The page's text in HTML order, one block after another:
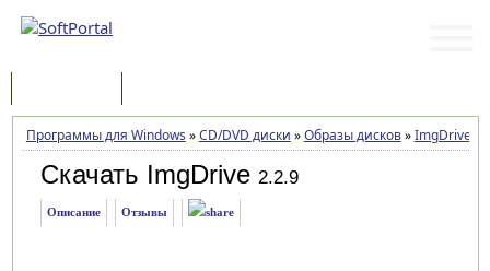
Программы для Windows »CD/DVD диски »Образы дисков»ImgDrive
Скачать ImgDrive 2.2.9
Описание Отзывы